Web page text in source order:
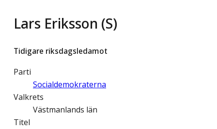
Lars Eriksson (S)
Tidigare riksdagsledamot
Parti
Socialdemokraterna
Valkrets
Västmanlands län
Titel